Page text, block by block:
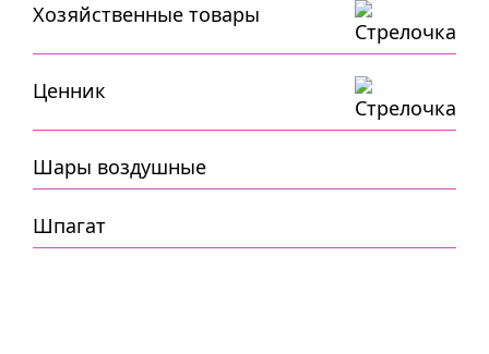
Хозяйственные товары
Ценник
Шары воздушные
Шпагат